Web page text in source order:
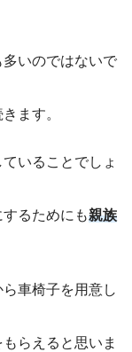
いのではないで
ます。
いることでしょ
するためにも親族
車椅子を用意し
らえると思いま